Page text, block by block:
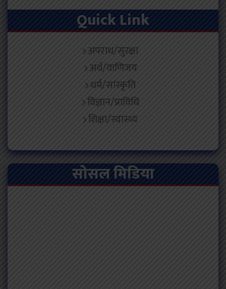
Quick Link
अपराध/सुरक्षा
अर्थ/वाणिजय
धर्म/सांस्कृति
विज्ञान/प्राविधि
शिक्षा/स्वास्थ्य
सोसल मिडिया